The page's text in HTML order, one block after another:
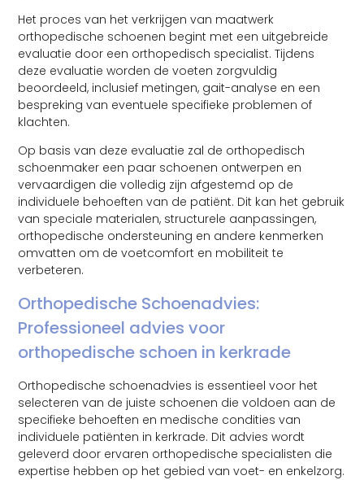
Het proces van het verkrijgen van maatwerk
orthopedische schoenen begint met een uitgebreide
evaluatie door een orthopedisch specialist. Tijdens
deze evaluatie worden de voeten zorgvuldig
beoordeeld, inclusief metingen, gait-analyse en een
bespreking van eventuele specifieke problemen of
klachten.
Op basis van deze evaluatie zal de orthopedisch
schoenmaker een paar schoenen ontwerpen en
vervaardigen die volledig zijn afgestemd op de
individuele behoeften van de patiënt. Dit kan het gebruik
van speciale materialen, structurele aanpassingen,
orthopedische ondersteuning en andere kenmerken
omvatten om de voetcomfort en mobiliteit te
verbeteren.
Orthopedische Schoenadvies:
Professioneel advies voor
orthopedische schoen in kerkrade
Orthopedische schoenadvies is essentieel voor het
selecteren van de juiste schoenen die voldoen aan de
specifieke behoeften en medische condities van
individuele patiënten in kerkrade. Dit advies wordt
geleverd door ervaren orthopedische specialisten die
expertise hebben op het gebied van voet- en enkelzorg.